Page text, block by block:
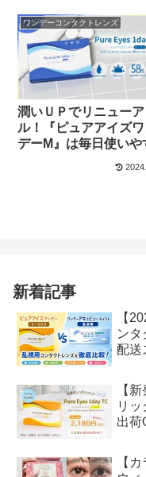
ワンデーコンタクトレンズ
潤いＵＰでリニューア
ル！『ピュアアイズ
デーM』は毎日使いや
価格＆装用感が人気の
新着記事
【
ンタ
配送
【
リ
出荷
【